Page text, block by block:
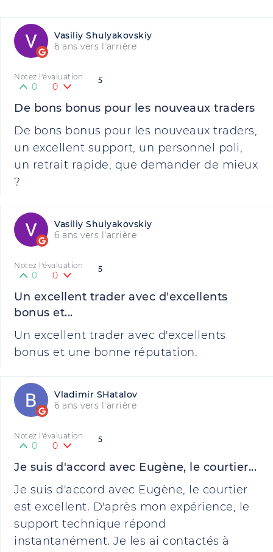
Vasiliy Shulyakovskiy
6 ans vers l'arrière
5
Notez l'évaluation
0 0
De bons bonus pour les nouveaux traders
De bons bonus pour les nouveaux traders,
un excellent support, un personnel poli,
un retrait rapide, que demander de mieux
?
Vasiliy Shulyakovskiy
6 ans vers l'arrière
5
Notez l'évaluation
0 0
Un excellent trader avec d'excellents
bonus et...
Un excellent trader avec d'excellents
bonus et une bonne réputation.
Vladimir SHatalov
6 ans vers l'arrière
5
Notez l'évaluation
0 0
Je suis d'accord avec Eugène, le courtier...
Je suis d'accord avec Eugène, le courtier
est excellent. D'après mon expérience, le
support technique répond
instantanément. Je les ai contactés à